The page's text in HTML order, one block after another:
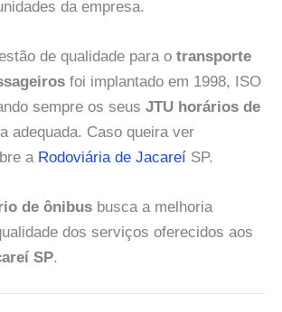
da empresa.
de qualidade para o transporte
foi implantado em 1998, ISO
sempre os seus JTU horários de
adequada. Caso queira ver
a Rodoviária de Jacareí SP.
de ônibus busca a melhoria
dos serviços oferecidos aos
SP.